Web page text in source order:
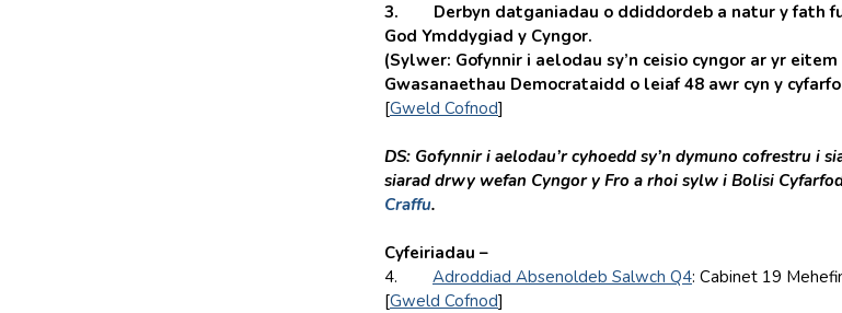
3. Derbyn datganiadau o ddiddordeb a natur y fath
God Ymddygiad y Cyngor.
(Sylwer: Gofynnir i aelodau sy’n ceisio cyngor ar yr
Gwasanaethau Democrataidd o leiaf48 awr cyn y
[Gweld Cofnod]
DS: Gofynnir i aelodau’r cyhoedd sy’n dymuno cofrestru i
siarad drwy wefan Cyngor y Fro a rhoi sylw i Bolisi
Craffu.
Cyfeiriadau –
4. Adroddiad Absenoldeb Salwch Q4: Cabinet 19
[Gweld Cofnod]